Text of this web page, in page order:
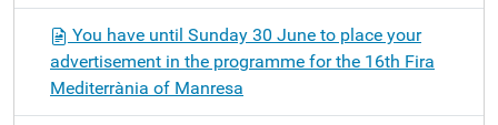
You have until Sunday 30 June to place your
advertisement in the programme for the 16th Fira
Mediterrània of Manresa